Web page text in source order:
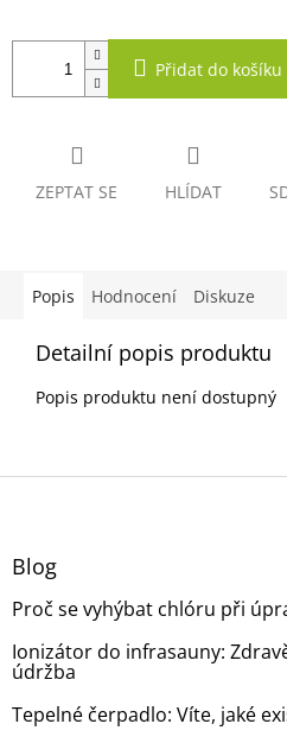
Přidat do košíku
ZEPTAT SE HLÍDAT
Popis Hodnocení Diskuze
Detailní popis produktu
Popis produktu není dostupný
Z
Blog
Proč se vyhýbat chlóru při
Ionizátor do infrasauny:
údržba
Tepelné čerpadlo: Víte, jaké